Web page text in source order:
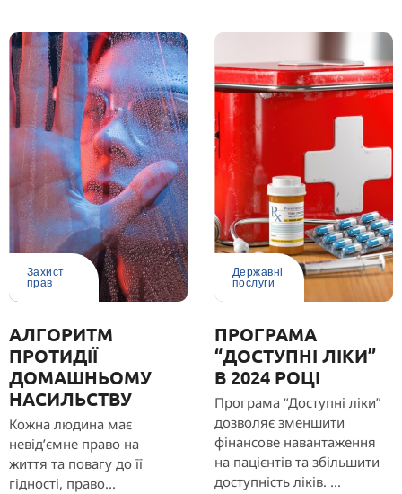
Захист
прав
АЛГОРИТМ
ПРОТИДІЇ
ДОМАШНЬОМУ
НАСИЛЬСТВУ
Кожна людина має
невід’ємне право на
життя та повагу до її
гідності, право...
Державні
послуги
ПРОГРАМА
“ДОСТУПНІ ЛІКИ”
В 2024 РОЦІ
Програма “Доступні ліки”
дозволяє зменшити
фінансове навантаження
на пацієнтів та збільшити
доступність ліків. ...